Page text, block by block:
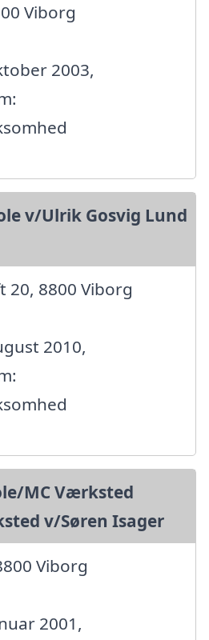
Viborg
2003,
v/Ulrik Gosvig Lund
20, 8800 Viborg
2010,
MC Værksted
v/Søren Isager
Viborg
2001,